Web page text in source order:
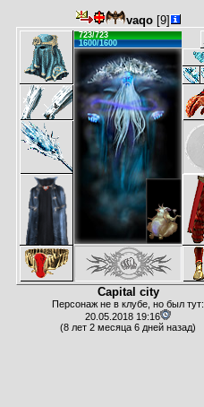
vaqo[9]
723/723
1600/1600
Capital city
Персонаж не в клубе, но был тут:
20.05.2018 19:16
(8 лет 2 месяца 6 дней назад)